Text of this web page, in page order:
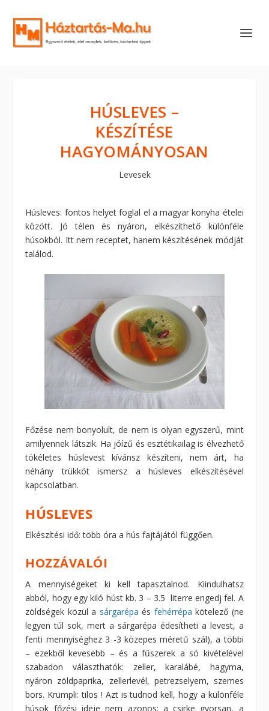
HÚSLEVES –
KÉSZÍTÉSE
HAGYOMÁNYOSAN
Levesek
Húsleves: fontos helyet foglal el a magyar konyha ételei
között. Jó télen és nyáron, elkészíthető különféle
húsokból. Itt nem receptet, hanem készítésének módját
találod.
Főzése nem bonyolult, de nem is olyan egyszerű, mint
amilyennek látszik. Ha jóízű és esztétikailag is élvezhető
tökéletes húslevest kívánsz készíteni, nem árt, ha
néhány trükköt ismersz a húsleves elkészítésével
kapcsolatban.
HÚSLEVES
Elkészítési idő: több óra a hús fajtájától függően.
HOZZÁVALÓI
A mennyiségeket ki kell tapasztalnod. Kiindulhatsz
abból, hogy egy kiló húst kb. 3 – 3.5 literre engedj fel. A
zöldségek közül a sárgarépa és fehérrépa kötelező (ne
legyen túl sok, mert a sárgarépa édesítheti a levest, a
fenti mennyiséghez 3 -3 közepes méretű szál), a többi
– ezekből kevesebb – és a fűszerek a só kivételével
szabadon választhatók: zeller, karalábé, hagyma,
nyáron zöldpaprika, zellerlevél, petrezselyem, szemes
bors. Krumpli: tilos ! Azt is tudnod kell, hogy a különféle
húsok főzési ideje nem azonos: a csirke gyorsan, a